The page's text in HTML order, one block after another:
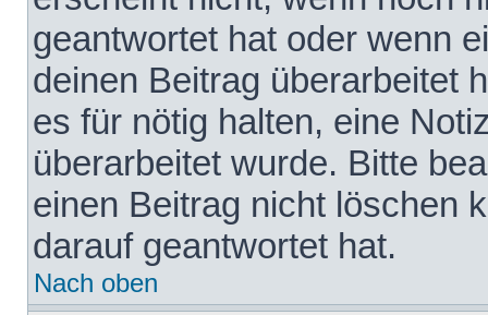
geantwortet hat oder wenn
deinen Beitrag überarbeitet
es für nötig halten, eine
überarbeitet wurde. Bitte
einen Beitrag nicht löschen
darauf geantwortet hat.
Nach oben